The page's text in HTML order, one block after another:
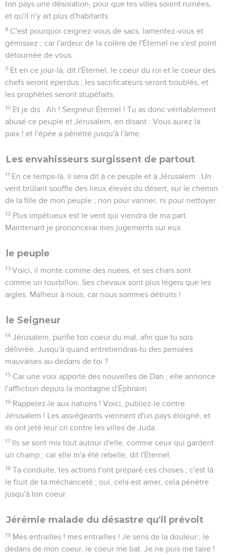
ton pays une désolation, pour que tes villes soient ruinées,
et qu'il n'y ait plus d'habitants.
8 C'est pourquoi ceignez-vous de sacs, lamentez-vous et
gémissez ; car l'ardeur de la colère de l'Éternel ne s'est point
détournée de vous.
9 Et en ce jour-là, dit l'Éternel, le coeur du roi et le coeur des
chefs seront éperdus ; les sacrificateurs seront troublés, et
les prophètes seront stupéfaits.
10 Et je dis : Ah ! Seigneur Éternel ! Tu as donc véritablement
abusé ce peuple et Jérusalem, en disant : Vous aurez la
paix ! et l'épée a pénétré jusqu'à l'âme.
Les envahisseurs surgissent de partout
11 En ce temps-là, il sera dit à ce peuple et à Jérusalem : Un
vent brûlant souffle des lieux élevés du désert, sur le chemin
de la fille de mon peuple ; non pour vanner, ni pour nettoyer.
12 Plus impétueux est le vent qui viendra de ma part.
Maintenant je prononcerai mes jugements sur eux.
le peuple
13 Voici, il monte comme des nuées, et ses chars sont
comme un tourbillon. Ses chevaux sont plus légers que les
aigles. Malheur à nous, car nous sommes détruits !
le Seigneur
14 Jérusalem, purifie ton coeur du mal, afin que tu sois
délivrée. Jusqu'à quand entretiendras-tu des pensées
mauvaises au-dedans de toi ?
15 Car une voix apporte des nouvelles de Dan ; elle annonce
l'affliction depuis la montagne d'Éphraïm.
16 Rappelez-le aux nations ! Voici, publiez-le contre
Jérusalem ! Les assiégeants viennent d'un pays éloigné, et
ils ont jeté leur cri contre les villes de Juda.
17 Ils se sont mis tout autour d'elle, comme ceux qui gardent
un champ ; car elle m'a été rebelle, dit l'Éternel.
18 Ta conduite, tes actions t'ont préparé ces choses ; c'est là
le fruit de ta méchanceté ; oui, cela est amer, cela pénètre
jusqu'à ton coeur.
Jérémie malade du désastre qu'il prévoit
19 Mes entrailles ! mes entrailles ! Je sens de la douleur ; le
dedans de mon coeur, le coeur me bat. Je ne puis me taire !